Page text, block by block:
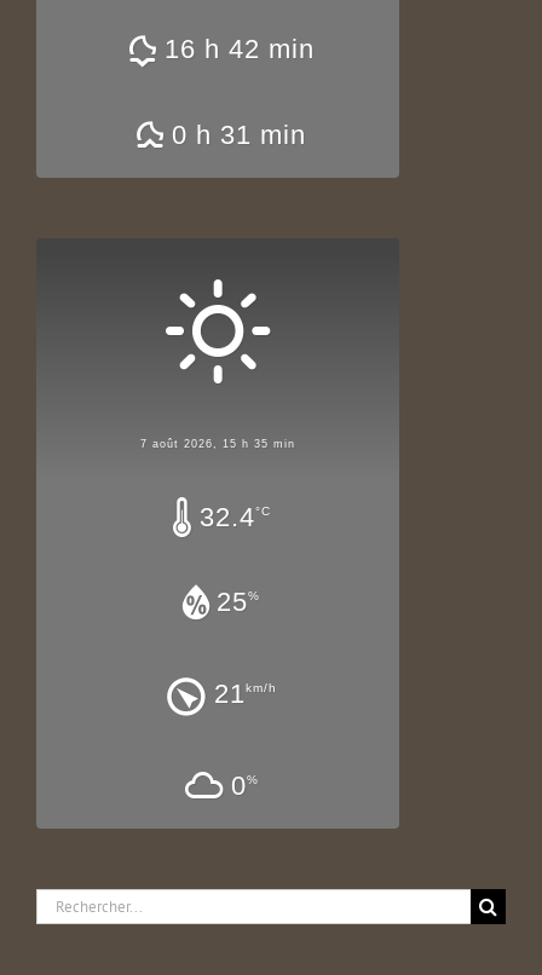
16 h 42 min
0 h 31 min
7 août 2026, 15 h 35 min
32.4°C
25%
21km/h
0%
Rechercher: